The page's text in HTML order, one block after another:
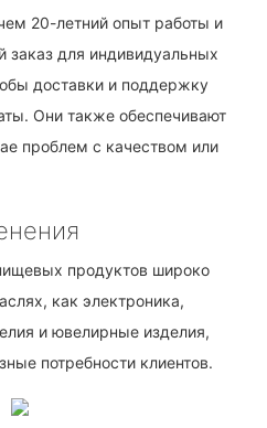
20-летний опыт работы и
заказ для индивидуальных
доставки и поддержку
Они также обеспечивают
проблем с качеством или
продуктов широко
как электроника,
и ювелирные изделия,
потребности клиентов.